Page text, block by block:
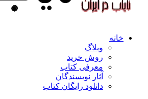
خانه
وبلاگ
روش خرید
معرفی کتاب
آثار نویسندگان
دانلود رایگان کتاب